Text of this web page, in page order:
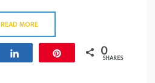
READ MORE
0
SHARES